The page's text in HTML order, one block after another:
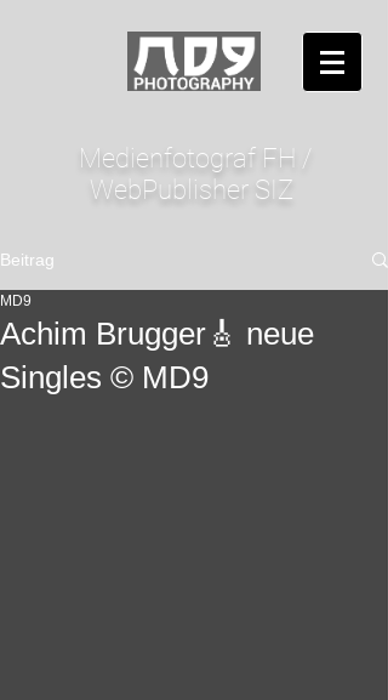
Medienfotograf FH /
WebPublisher SIZ
Beitrag
Achim Brugger🎸 neue
Singles © MD9
MD9